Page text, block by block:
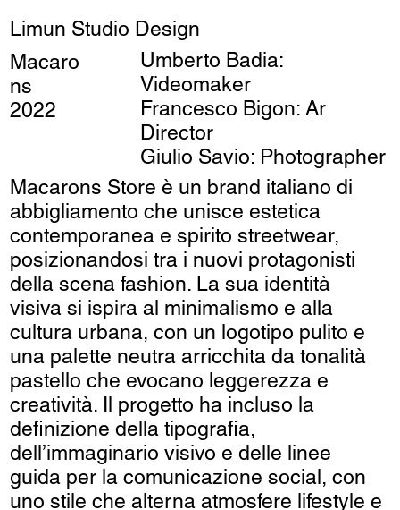
Limun Studio Design
Macaro
ns
2022
Umberto Badia:
Videomaker
Francesco Bigon: Ar
Director
Giulio Savio: Photographer
Macarons Store è un brand italiano di
abbigliamento che unisce estetica
contemporanea e spirito streetwear,
posizionandosi tra i nuovi protagonisti
della scena fashion. La sua identità
visiva si ispira al minimalismo e alla
cultura urbana, con un logotipo pulito e
una palette neutra arricchita da tonalità
pastello che evocano leggerezza e
creatività. Il progetto ha incluso la
definizione della tipografia,
dell’immaginario visivo e delle linee
guida per la comunicazione social, con
uno stile che alterna atmosfere lifestyle e